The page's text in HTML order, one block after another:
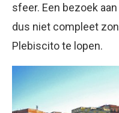
sfeer. Een bezoek
dus niet compleet
Plebiscito te lopen.